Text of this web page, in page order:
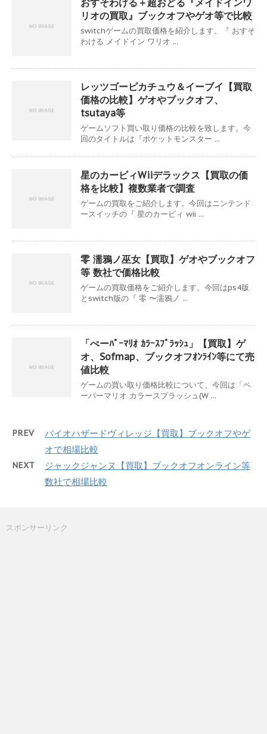
リオの買取』ブックオフやゲオ等で比較
switchゲームの買取価格を紹介します。『 おすそ
わける メイドイン ワリオ ...
レッツゴーピカチュウ＆イーブイ【買取
価格の比較】ゲオやブックオフ、
tsutaya等
ゲームソフト買い取り価格の比較を致します。今
回のタイトルは『ポケットモンスター ...
星のカービィWiiデラックス【買取の価
格を比較】複数業者で調査
ゲームの買取をご紹介します。今回はニンテンド
ースイッチの『 星のカービィ wii ...
零 濡鴉ノ巫女【買取】ゲオやブックオフ
等 数社で価格比較
ゲームの買取価格をご紹介します。今回はps4版
とswitch版の『 零 〜濡鴉ノ ...
「ぺーﾊﾟｰﾏﾘｵ ｶﾗｰｽﾌﾟﾗｯｼｭ」【買取】ゲ
オ、Sofmap、ブックオフｵﾝﾗｲﾝ等にて売
値比較
ゲームの買い取り価格比較について、今回は「ペ
ーパーマリオ カラースプラッシュ(W ...
PREV
バイオハザードヴィレッジ【買取】ブックオフやゲ
オで相場比較
NEXT
ジャックジャンヌ【買取】ブックオフオンライン等
数社で相場比較
スポンサーリンク